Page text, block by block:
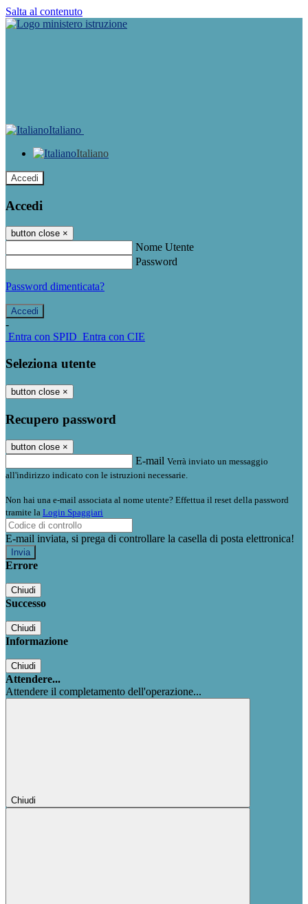
Salta al contenuto
Italiano
Italiano
Accedi
Accedi
button close ×
Nome Utente
Password
Password dimenticata?
-
Entra con SPID Entra con CIE
Seleziona utente
button close ×
Recupero password
button close ×
E-mail Verrà inviato un messaggio
all'indirizzo indicato con le istruzioni necessarie.
Non hai una e-mail associata al nome utente? Effettua il reset della password
tramite la Login Spaggiari
E-mail inviata, si prega di controllare la casella di posta elettronica!
Errore
Chiudi
Successo
Chiudi
Informazione
Chiudi
Attendere...
Attendere il completamento dell'operazione...
Chiudi